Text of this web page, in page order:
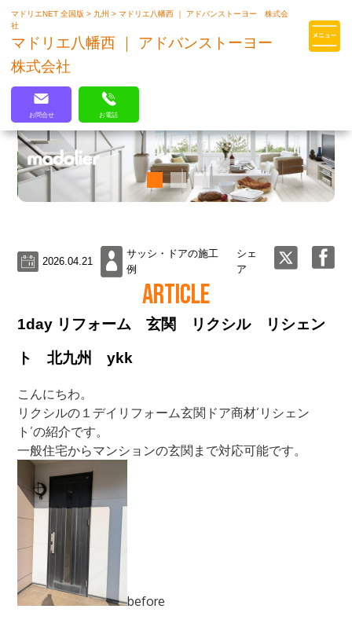
マドリエはLIXILの厳しい基準を
マドリエNET 全国版> 九州>マドリエ八幡西 ｜ アドバンストーヨー 株式会
社
マドリエ八幡西 ｜ アドバンストーヨー
株式会社
お問合せ お電話
2026.04.21
サッシ・ドアの施工
例
シェ
ア
ARTICLE
1day リフォーム 玄関 リクシル リシェン
ト 北九州 ykk